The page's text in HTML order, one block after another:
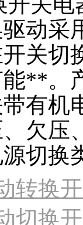
动采
关切
**。
有机
欠压
切换
转换
切换